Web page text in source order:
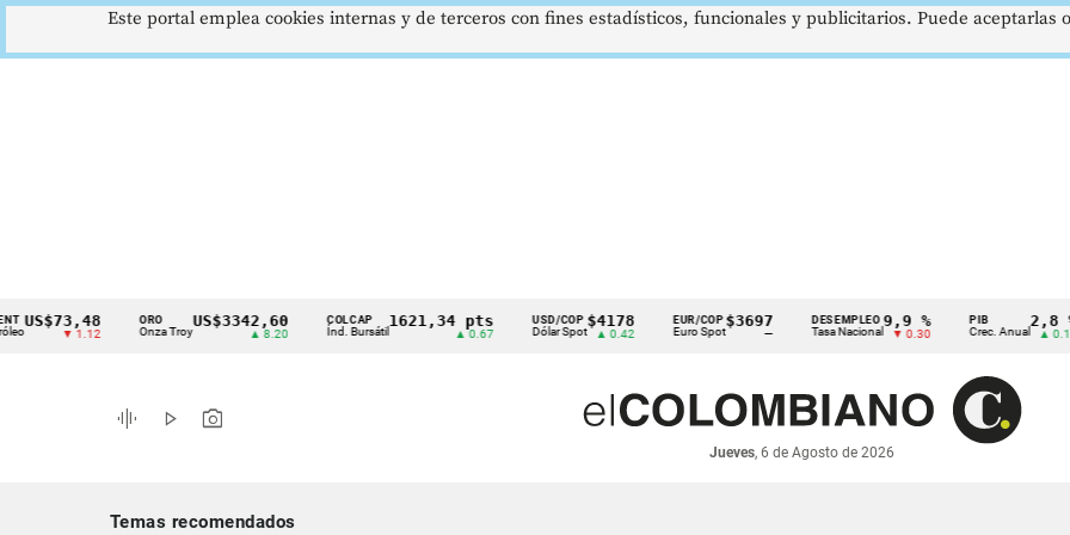
Cintillo
indicadores
económicos
▼ 1.12
ORO
Onza Troy
US$3342,60 COLCAP
Índ. Bursátil
1621,34 pts USD/COP
Dólar Spot
$4178
▲ 0.42
EUR/COP
Euro Spot
$3697
—
DESEMPLEO
Tasa Nacional
9,9 %
▼ 0.30
PIB
Crec. Anual
2,8 %
▲ 0.10
graphic_eq play_arrow photo_camera
Jueves, 6 de Agosto de 2026
Temas recomendados
Este portal emplea cookies internas y de terceros con fines estadísticos, funcionales y publicitarios. Puede aceptarlas